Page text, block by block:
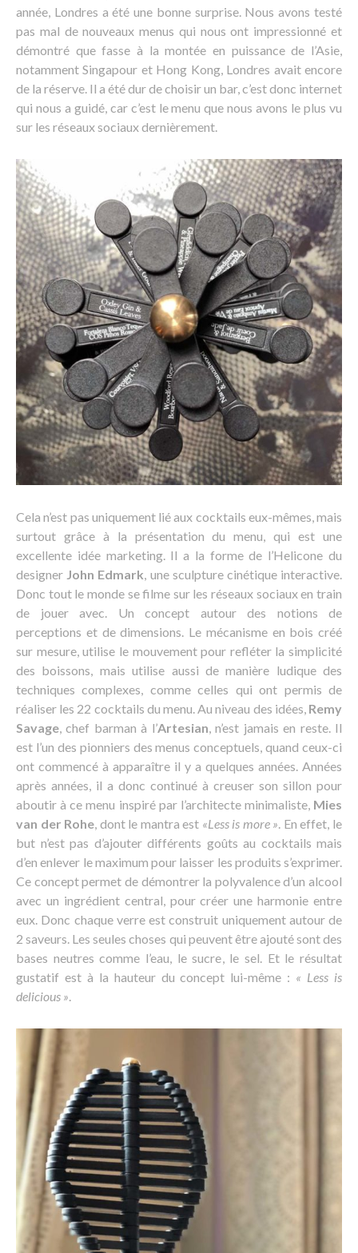
année, Londres a été une bonne surprise. Nous avons testé
pas mal de nouveaux menus qui nous ont impressionné et
démontré que fasse à la montée en puissance de l’Asie,
notamment Singapour et Hong Kong, Londres avait encore
de la réserve. Il a été dur de choisir un bar, c’est donc internet
qui nous a guidé, car c’est le menu que nous avons le plus vu
sur les réseaux sociaux dernièrement.
Cela n’est pas uniquement lié aux cocktails eux-mêmes, mais
surtout grâce à la présentation du menu, qui est une
excellente idée marketing. Il a la forme de l’Helicone du
designer John Edmark, une sculpture cinétique interactive.
Donc tout le monde se filme sur les réseaux sociaux en train
de jouer avec. Un concept autour des notions de
perceptions et de dimensions. Le mécanisme en bois créé
sur mesure, utilise le mouvement pour refléter la simplicité
des boissons, mais utilise aussi de manière ludique des
techniques complexes, comme celles qui ont permis de
réaliser les 22 cocktails du menu. Au niveau des idées, Remy
Savage, chef barman à l’Artesian, n’est jamais en reste. Il
est l’un des pionniers des menus conceptuels, quand ceux-ci
ont commencé à apparaître il y a quelques années. Années
après années, il a donc continué à creuser son sillon pour
aboutir à ce menu inspiré par l’architecte minimaliste, Mies
van der Rohe, dont le mantra est «Less is more ». En effet, le
but n’est pas d’ajouter différents goûts au cocktails mais
d’en enlever le maximum pour laisser les produits s’exprimer.
Ce concept permet de démontrer la polyvalence d’un alcool
avec un ingrédient central, pour créer une harmonie entre
eux. Donc chaque verre est construit uniquement autour de
2 saveurs. Les seules choses qui peuvent être ajouté sont des
bases neutres comme l’eau, le sucre, le sel. Et le résultat
gustatif est à la hauteur du concept lui-même : « Less is
delicious ».